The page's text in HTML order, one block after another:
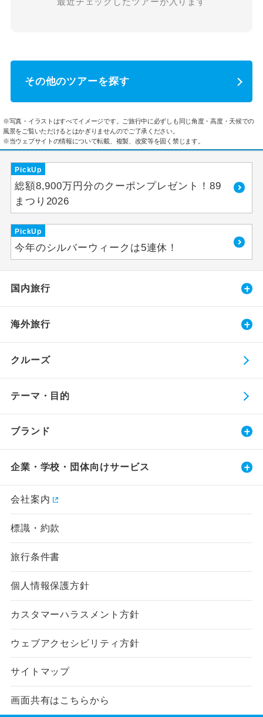
その他のツアーを探す
※写真・イラストはすべてイメージです。ご旅行中に必ずしも同じ角度・高度・天候での
風景をご覧いただけるとはかぎりませんのでご了承ください。
※当ウェブサイトの情報について転載、複製、改変等を固く禁じます。
PickUp
総額8,900万円分のクーポンプレゼント！89
まつり2026
PickUp
今年のシルバーウィークは5連休！
国内旅行
海外旅行
クルーズ
テーマ・目的
ブランド
企業・学校・団体向けサービス
会社案内
標識・約款
旅行条件書
個人情報保護方針
カスタマーハラスメント方針
ウェブアクセシビリティ方針
サイトマップ
画面共有はこちらから